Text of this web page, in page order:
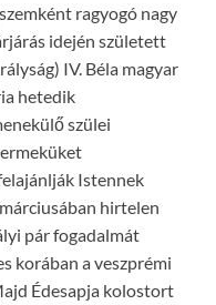
ragyogó nagy
idején született
IV. Béla magyar
hetedik
szülei
Istennek
hirtelen
pár fogadalmát
korában a veszprémi
Édesapja kolostort